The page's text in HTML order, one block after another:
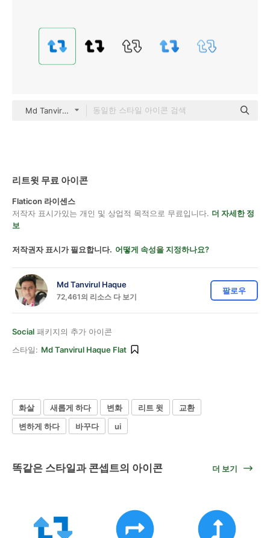
Md Tanvirul Haque Flat
리트윗 무료 아이콘
Flaticon 라이센스
저작자 표시가있는 개인 및 상업적 목적으로 무료입니다. 더 자세한 정
보
저작권자 표시가 필요합니다. 어떻게 속성을 지정하나요?
Md Tanvirul Haque
72,461의 리소스 다 보기
팔로우
Social 패키지의 추가 아이콘
스타일: Md Tanvirul Haque Flat
화살 새롭게 하다 변화 리트 윗
교환
변하게 하다
바꾸다 ui
똑같은 스타일과 콘셉트의 아이콘 더 보기